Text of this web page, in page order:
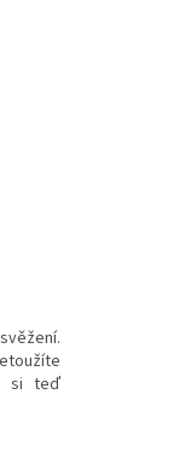
.
si teď